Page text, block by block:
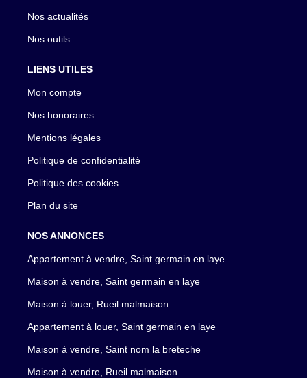
Nos actualités
Nos outils
LIENS UTILES
Mon compte
Nos honoraires
Mentions légales
Politique de confidentialité
Politique des cookies
Plan du site
NOS ANNONCES
Appartement à vendre, Saint germain en laye
Maison à vendre, Saint germain en laye
Maison à louer, Rueil malmaison
Appartement à louer, Saint germain en laye
Maison à vendre, Saint nom la breteche
Maison à vendre, Rueil malmaison